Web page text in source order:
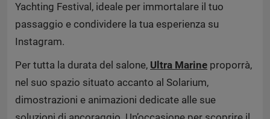
Yachting Festival, ideale per immortalare il tuo
passaggio e condividere la tua esperienza su
Instagram.
Per tutta la durata del salone, Ultra Marine proporrà,
nel suo spazio situato accanto al Solarium,
dimostrazioni e animazioni dedicate alle sue